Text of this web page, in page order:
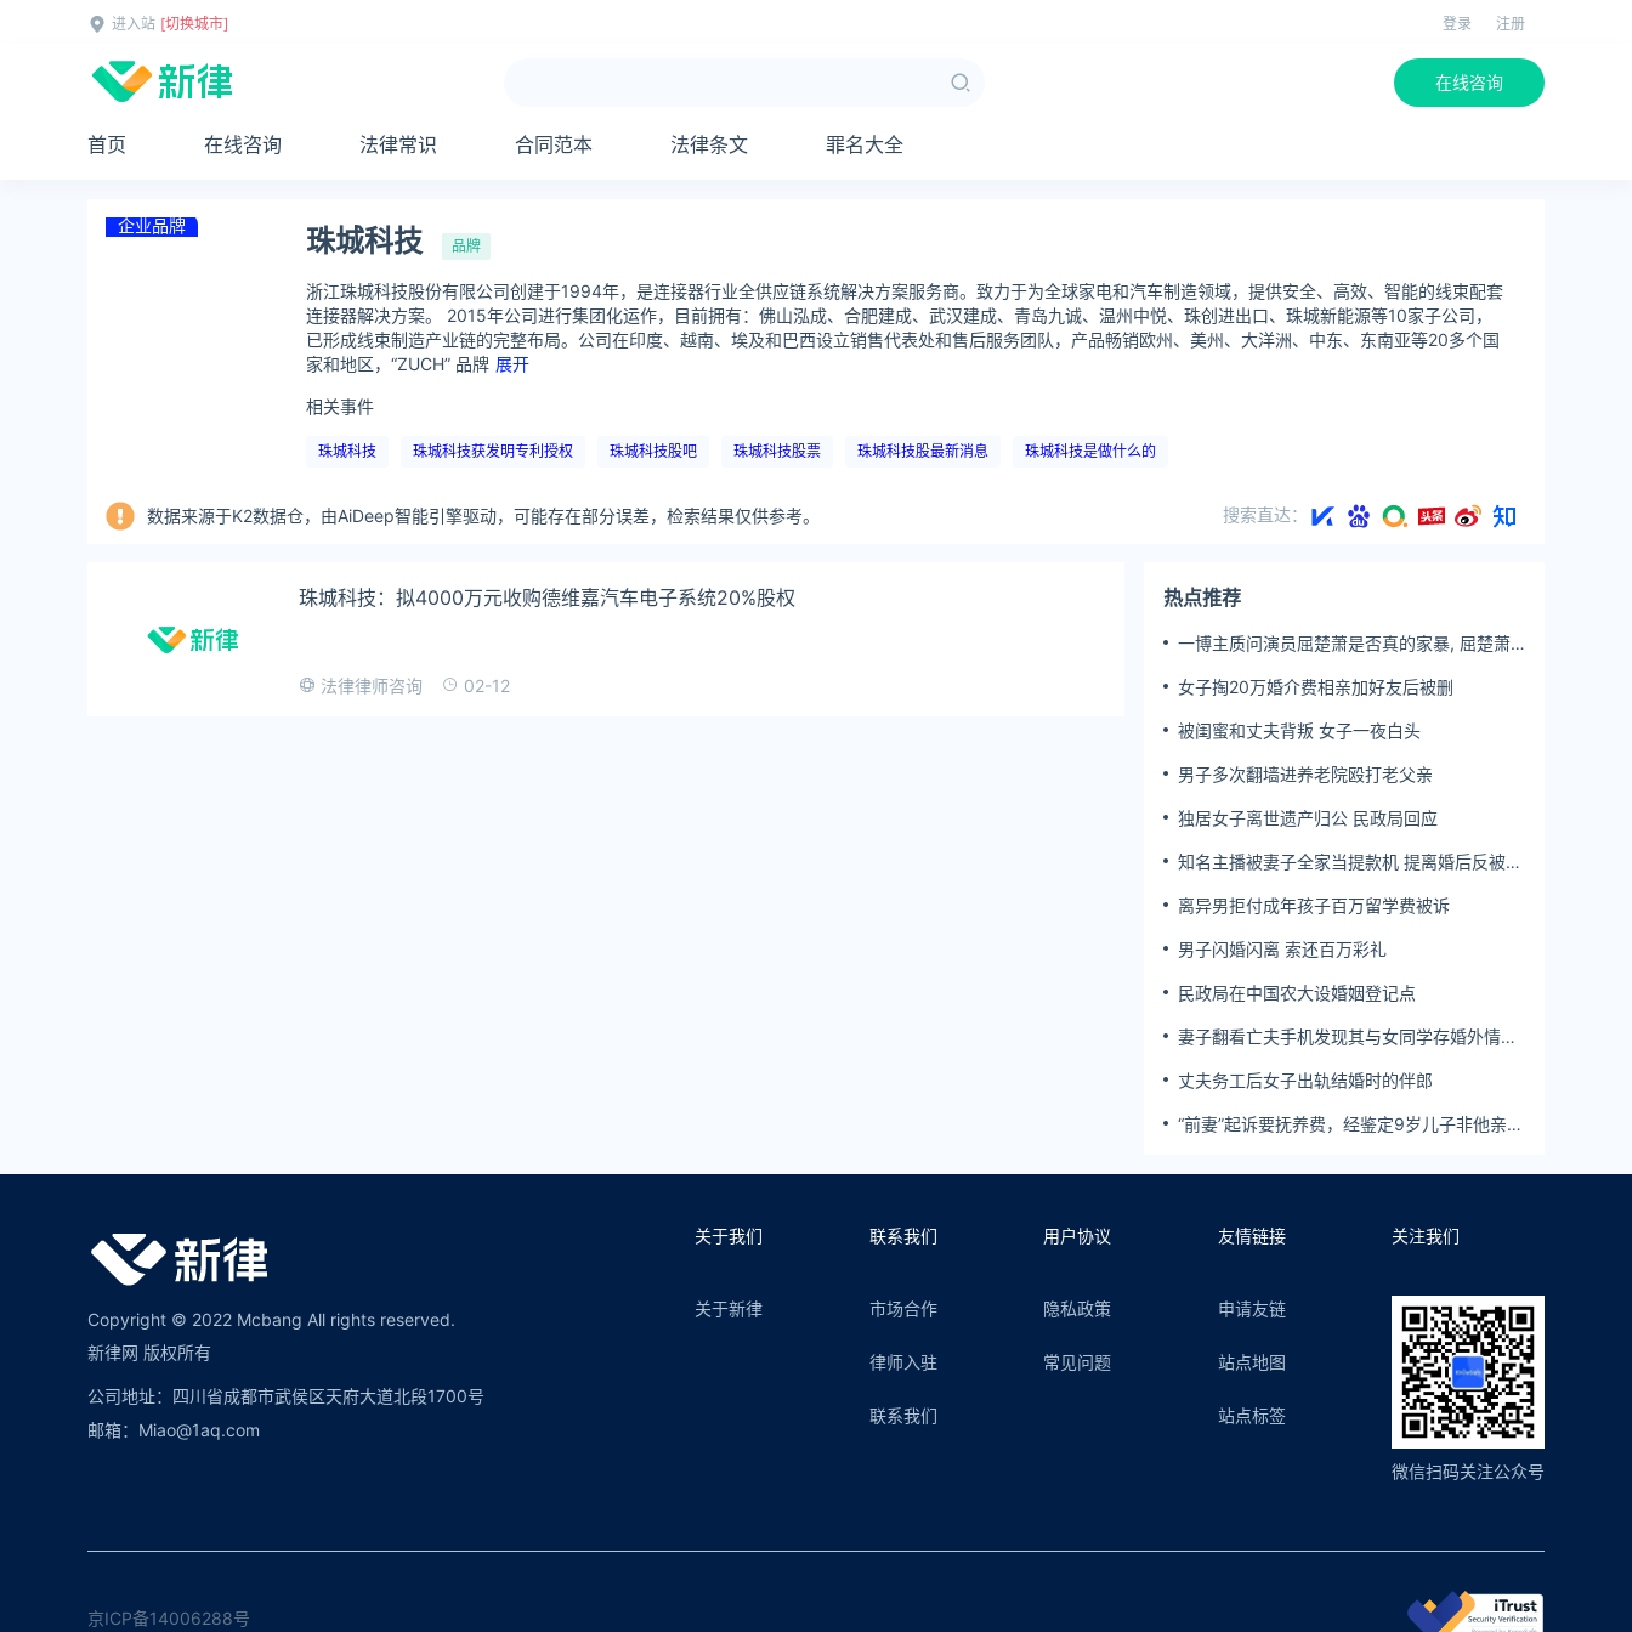
进入站 [切换城市] 登录 注册
在线咨询
首页 在线咨询 法律常识 合同范本 法律条文 罪名大全
企业品牌 珠城科技 品牌
浙江珠城科技股份有限公司创建于1994年，是连接器行业全供应链系统解决方案服务商。致力于为全球家电和汽车制造领域，提供安全、高效、智能的线束配套
连接器解决方案。 2015年公司进行集团化运作，目前拥有：佛山泓成、合肥建成、武汉建成、青岛九诚、温州中悦、珠创进出口、珠城新能源等10家子公司，
已形成线束制造产业链的完整布局。公司在印度、越南、埃及和巴西设立销售代表处和售后服务团队，产品畅销欧州、美州、大洋洲、中东、东南亚等20多个国
家和地区，“ZUCH” 品牌 展开
相关事件
珠城科技 珠城科技获发明专利授权 珠城科技股吧 珠城科技股票 珠城科技股最新消息 珠城科技是做什么的
数据来源于K2数据仓，由AiDeep智能引擎驱动，可能存在部分误差，检索结果仅供参考。 搜索直达：
珠城科技：拟4000万元收购德维嘉汽车电子系统20%股权
法律律师咨询 02-12
热点推荐
一博主质问演员屈楚萧是否真的家暴, 屈楚萧
女子掏20万婚介费相亲加好友后被删
被闺蜜和丈夫背叛 女子一夜白头
男子多次翻墙进养老院殴打老父亲
独居女子离世遗产归公 民政局回应
知名主播被妻子全家当提款机 提离婚后反被对
离异男拒付成年孩子百万留学费被诉
男子闪婚闪离 索还百万彩礼
民政局在中国农大设婚姻登记点
妻子翻看亡夫手机发现其与女同学存婚外情，
丈夫务工后女子出轨结婚时的伴郎
“前妻”起诉要抚养费，经鉴定9岁儿子非他亲
Copyright © 2022 Mcbang All rights reserved.
新律网 版权所有
公司地址：四川省成都市武侯区天府大道北段1700号
邮箱：Miao@1aq.com
关于我们
关于新律
联系我们
市场合作
律师入驻
联系我们
用户协议
隐私政策
常见问题
友情链接
申请友链
站点地图
站点标签
关注我们
微信扫码关注公众号
京ICP备14006288号